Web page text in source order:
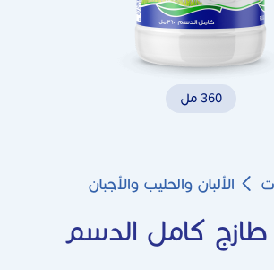
360 مل
الألبان والحليب والأجبان
طازج كامل الدسم